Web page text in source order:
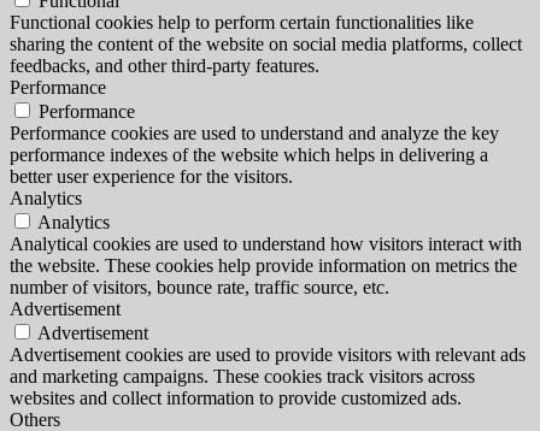
Functional cookies help to perform certain functionalities like
sharing the content of the website on social media platforms, collect
feedbacks, and other third-party features.
Performance
Performance
Performance cookies are used to understand and analyze the key
performance indexes of the website which helps in delivering a
better user experience for the visitors.
Analytics
Analytics
Analytical cookies are used to understand how visitors interact with
the website. These cookies help provide information on metrics the
number of visitors, bounce rate, traffic source, etc.
Advertisement
Advertisement
Advertisement cookies are used to provide visitors with relevant ads
and marketing campaigns. These cookies track visitors across
websites and collect information to provide customized ads.
Others